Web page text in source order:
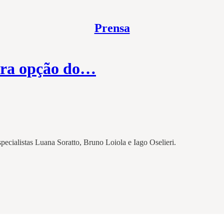
Prensa
opção do…
Luana Soratto, Bruno Loiola e Iago Oselieri.